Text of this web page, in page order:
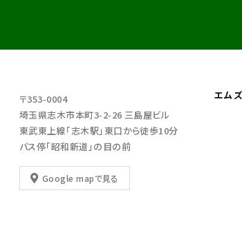
〒353-0004
埼玉県志木市本町3-2-26 三島屋ビル
東武東上線「志木駅」東口から徒歩10分
バス停「昭和新道」の目の前
Google mapで見る
エム